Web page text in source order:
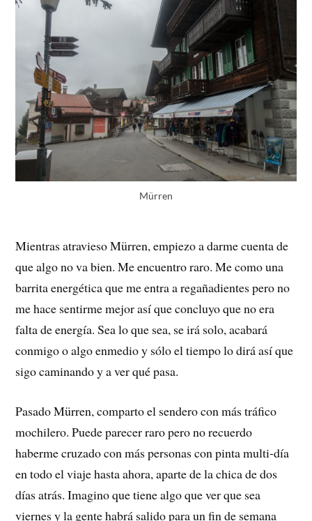
Mürren
Mientras atravieso Mürren, empiezo a darme cuenta de
que algo no va bien. Me encuentro raro. Me como una
barrita energética que me entra a regañadientes pero no
me hace sentirme mejor así que concluyo que no era
falta de energía. Sea lo que sea, se irá solo, acabará
conmigo o algo enmedio y sólo el tiempo lo dirá así que
sigo caminando y a ver qué pasa.
Pasado Mürren, comparto el sendero con más tráfico
mochilero. Puede parecer raro pero no recuerdo
haberme cruzado con más personas con pinta multi-día
en todo el viaje hasta ahora, aparte de la chica de dos
días atrás. Imagino que tiene algo que ver que sea
viernes y la gente habrá salido para un fin de semana